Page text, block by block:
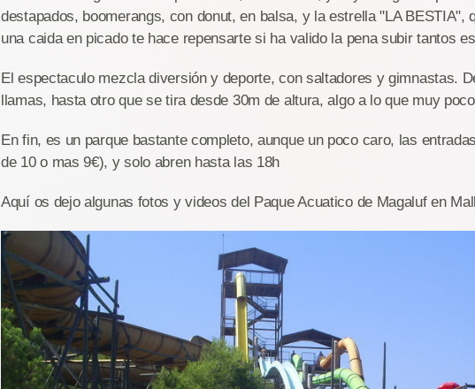
destapados, boomerangs, con donut, en balsa, y la estrella "LA BESTIA",
una caida en picado te hace repensarte si ha valido la pena subir tantos
El espectaculo mezcla diversión y deporte, con saltadores y gimnastas.
llamas, hasta otro que se tira desde 30m de altura, algo a lo que muy
En fin, es un parque bastante completo, aunque un poco caro, las
de 10 o mas 9€), y solo abren hasta las 18h
Aquí os dejo algunas fotos y videos del Paque Acuatico de Magaluf en